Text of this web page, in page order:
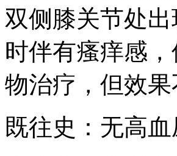
双侧膝关节处
时伴有瘙痒感
物治疗，但效果
既往史：无高